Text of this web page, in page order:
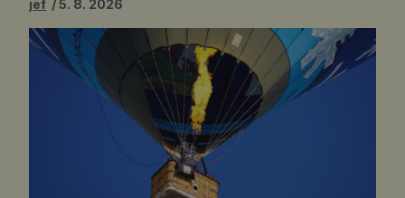
jef 5. 8. 2026